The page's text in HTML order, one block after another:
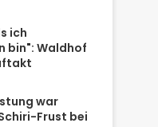
ich
bin": Waldhof
war
Frust bei